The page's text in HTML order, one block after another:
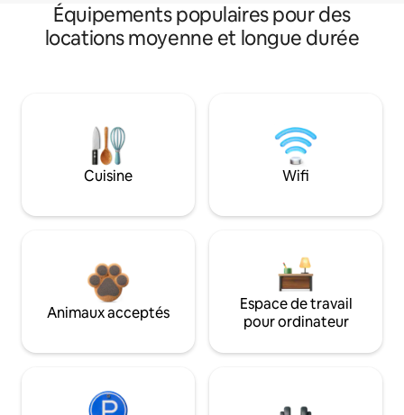
Équipements populaires pour des
locations moyenne et longue durée
Cuisine Wifi
Animaux acceptés
Espace de travail
pour ordinateur